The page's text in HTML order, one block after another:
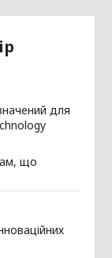
для
що